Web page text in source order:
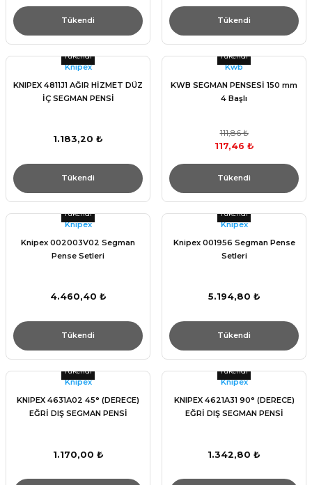
Tükendi Tükendi
Tükendi
Knıpex
KNIPEX 4811J1 AĞIR HİZMET DÜZ
İÇ SEGMAN PENSİ
1.183,20 ₺
Tükendi
Tükendi
Kwb
KWB SEGMAN PENSESİ 150 mm
4 Başlı
111,86 ₺
117,46 ₺
Tükendi
Tükendi
Knıpex
Knipex 002003V02 Segman
Pense Setleri
4.460,40 ₺
Tükendi
Tükendi
Knıpex
Knipex 001956 Segman Pense
Setleri
5.194,80 ₺
Tükendi
Tükendi
Knıpex
KNIPEX 4631A02 45° (DERECE)
EĞRİ DIŞ SEGMAN PENSİ
1.170,00 ₺
Tükendi
Knıpex
KNIPEX 4621A31 90° (DERECE)
EĞRİ DIŞ SEGMAN PENSİ
1.342,80 ₺